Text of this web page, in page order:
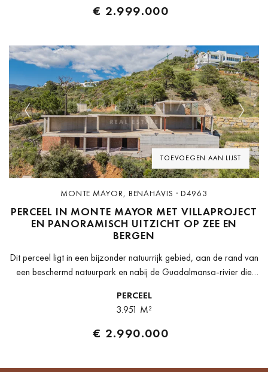
€ 2.999.000
TOEVOEGEN AAN LIJST
Previous Next
MONTE MAYOR, BENAHAVIS · D4963
PERCEEL IN MONTE MAYOR MET VILLAPROJECT
EN PANORAMISCH UITZICHT OP ZEE EN
BERGEN
Dit perceel ligt in een bijzonder natuurrijk gebied, aan de rand van
een beschermd natuurpark en nabij de Guadalmansa-rivier die
PERCEEL
3.951 M²
€ 2.990.000